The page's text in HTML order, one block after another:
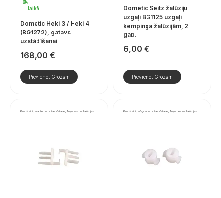
laikā.
Dometic Heki 3 / Heki 4
(BG1272), gatavs
uzstādīšanai
168,00 €
Pievienot Grozam
Dometic Seitz žalūziju
uzgaļi BG1125 uzgaļi
kempinga žalūzijām, 2
gab.
6,00 €
Pievienot Grozam
Kronšteini, adapteri un citas detaļas, Nojumes un žalūzijas Kronšteini, adapteri un citas detaļas, Nojumes un žalūzijas